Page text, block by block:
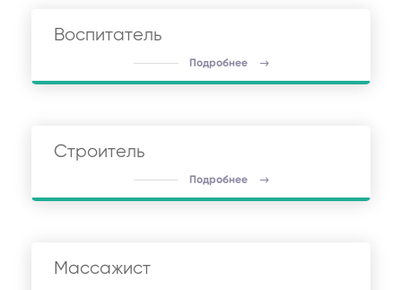
Воспитатель
Подробнее
Строитель
Подробнее
Массажист